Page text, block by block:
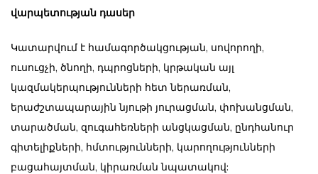
վարպետության դասեր
Կատարվում է համագործակցության, սովորողի,
ուսուցչի, ծնողի, դպրոցների, կրթական այլ
կազմակերպությունների հետ ներառման,
երաժշտապարային նյութի յուրացման, փոխանցման,
տարածման, զուգահեռների անցկացման, ընդհանուր
գիտելիքների, հմտությունների, կարողությունների
բացահայտման, կիրառման նպատակով: